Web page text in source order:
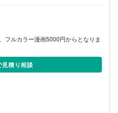
フルカラー漫画5000円からとなりま
見積り相談